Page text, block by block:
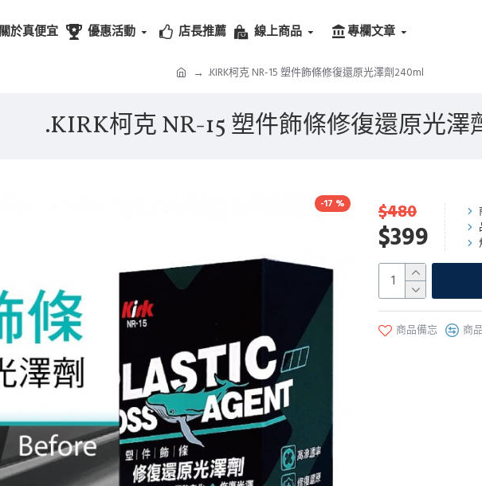
關於真便宜 優惠活動 店長推薦 線上商品 專欄文章
.KIRK柯克 NR-15 塑件飾條修復還原光澤劑240ml
.KIRK柯克 NR-15 塑件飾條修復還原光澤
-17 %
$399
$480
商品備忘 商